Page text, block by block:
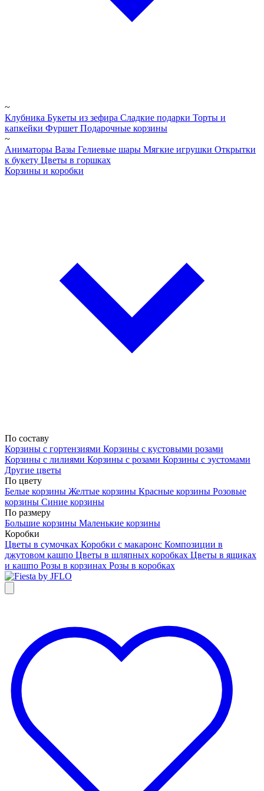
~
Клубника Букеты из зефира Сладкие подарки Торты и
капкейки Фуршет Подарочные корзины
~
Аниматоры Вазы Гелиевые шары Мягкие игрушки Открытки
к букету Цветы в горшках
Корзины и коробки
По составу
Корзины с гортензиями Корзины с кустовыми розами
Корзины с лилиями Корзины с розами Корзины с эустомами
Другие цветы
По цвету
Белые корзины Желтые корзины Красные корзины Розовые
корзины Синие корзины
По размеру
Большие корзины Маленькие корзины
Коробки
Цветы в сумочках Коробки с макаронс Композиции в
джутовом кашпо Цветы в шляпных коробках Цветы в ящиках
и кашпо Розы в корзинах Розы в коробках